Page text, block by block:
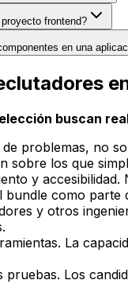
frontend?
en una
buscan
problemas, no
sobre los que
y
bundle como parte
y otros
La
pruebas. Los